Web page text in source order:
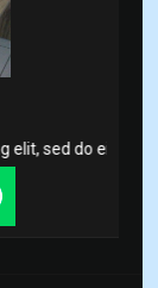
sed do eiusmod